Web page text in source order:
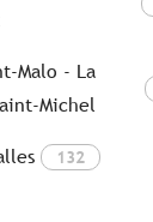
Malo - La
Michel
132